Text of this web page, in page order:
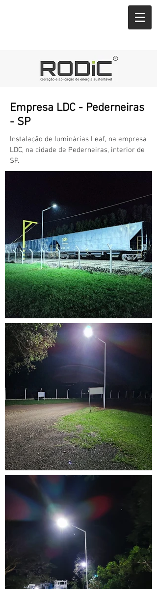
Empresa LDC - Pederneiras
- SP
Instalação de luminárias Leaf, na empresa
LDC, na cidade de Pederneiras, interior de
SP.